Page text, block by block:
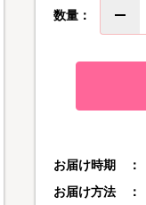
数量：
お届け時期 ：
お届け方法 ：